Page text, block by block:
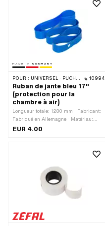
POUR : UNIVERSEL · PUCH · SACHS · PONY / CILO (BÊTA 521 & 512) · PIAGGIO · ZÜNDAPP BELMONDO · TOMOS 10994
Ruban de jante bleu 17"
(protection pour la
chambre à air)
Longueur totale: 1280 mm · Fabricant:
Fabriqué en Allemagne · Matériau:
Caoutchouc · Couleur: bleu · Largeur:
EUR 4.00